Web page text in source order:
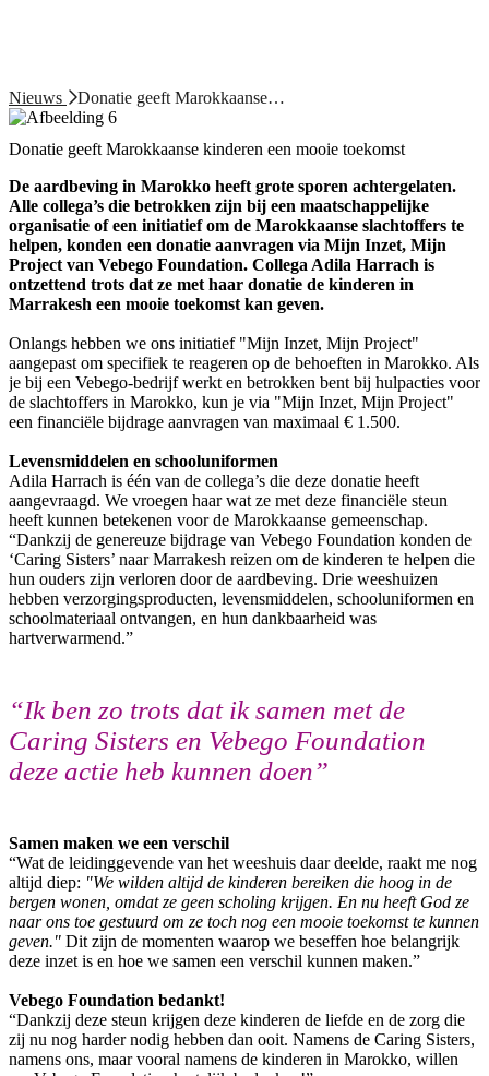
Nieuws Donatie geeft Marokkaanse…
Donatie geeft Marokkaanse kinderen een mooie toekomst
De aardbeving in Marokko heeft grote sporen achtergelaten.
Alle collega’s die betrokken zijn bij een maatschappelijke
organisatie of een initiatief om de Marokkaanse slachtoffers te
helpen, konden een donatie aanvragen via Mijn Inzet, Mijn
Project van Vebego Foundation. Collega Adila Harrach is
ontzettend trots dat ze met haar donatie de kinderen in
Marrakesh een mooie toekomst kan geven.
Onlangs hebben we ons initiatief "Mijn Inzet, Mijn Project"
aangepast om specifiek te reageren op de behoeften in Marokko. Als
je bij een Vebego-bedrijf werkt en betrokken bent bij hulpacties voor
de slachtoffers in Marokko, kun je via "Mijn Inzet, Mijn Project"
een financiële bijdrage aanvragen van maximaal € 1.500.
Levensmiddelen en schooluniformen
Adila Harrach is één van de collega’s die deze donatie heeft
aangevraagd. We vroegen haar wat ze met deze financiële steun
heeft kunnen betekenen voor de Marokkaanse gemeenschap.
“Dankzij de genereuze bijdrage van Vebego Foundation konden de
‘Caring Sisters’ naar Marrakesh reizen om de kinderen te helpen die
hun ouders zijn verloren door de aardbeving. Drie weeshuizen
hebben verzorgingsproducten, levensmiddelen, schooluniformen en
schoolmateriaal ontvangen, en hun dankbaarheid was
hartverwarmend.”
“Ik ben zo trots dat ik samen met de
Caring Sisters en Vebego Foundation
deze actie heb kunnen doen”
Samen maken we een verschil
“Wat de leidinggevende van het weeshuis daar deelde, raakt me nog
altijd diep: "We wilden altijd de kinderen bereiken die hoog in de
bergen wonen, omdat ze geen scholing krijgen. En nu heeft God ze
naar ons toe gestuurd om ze toch nog een mooie toekomst te kunnen
geven." Dit zijn de momenten waarop we beseffen hoe belangrijk
deze inzet is en hoe we samen een verschil kunnen maken.”
Vebego Foundation bedankt!
“Dankzij deze steun krijgen deze kinderen de liefde en de zorg die
zij nu nog harder nodig hebben dan ooit. Namens de Caring Sisters,
namens ons, maar vooral namens de kinderen in Marokko, willen